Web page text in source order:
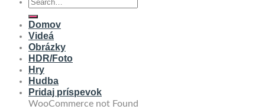
Domov
Videá
Obrázky
HDR/Foto
Hry
Hudba
Pridaj príspevok
WooCommerce not Found